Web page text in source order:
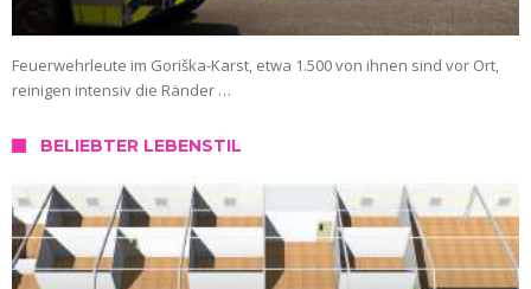
Feuerwehrleute im Goriška-Karst, etwa 1.500 von ihnen sind vor Ort,
reinigen intensiv die Ränder …
BELIEBTER LEBENSTIL